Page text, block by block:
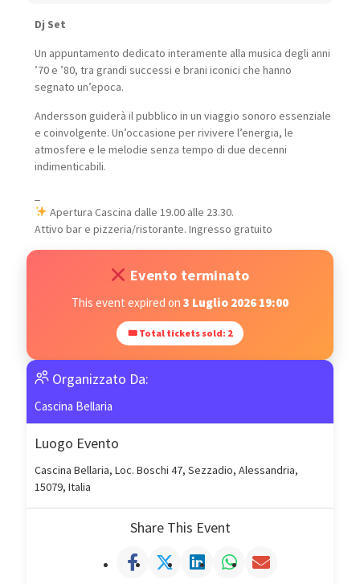
Dj Set
Un appuntamento dedicato interamente alla musica degli anni
’70 e ’80, tra grandi successi e brani iconici che hanno
segnato un’epoca.
Andersson guiderà il pubblico in un viaggio sonoro essenziale
e coinvolgente. Un’occasione per rivivere l’energia, le
atmosfere e le melodie senza tempo di due decenni
indimenticabili.
Apertura Cascina dalle 19.00 alle 23.30.
Attivo bar e pizzeria/ristorante. Ingresso gratuito
Evento terminato
This event expired on 3 Luglio 2026 19:00
🎟 Total tickets sold: 2
Organizzato Da:
Cascina Bellaria
Luogo Evento
Cascina Bellaria, Loc. Boschi 47, Sezzadio, Alessandria,
15079, Italia
Share This Event